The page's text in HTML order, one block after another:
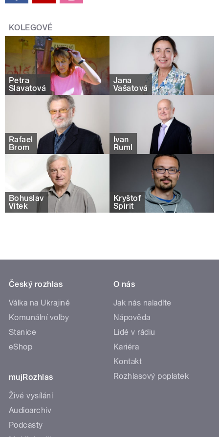
KOLEGOVÉ
Petra
Slavatová
Jana
Vašatová
Rafael
Brom
Ivan
Ruml
Bohuslav
Vítek
Kryštof
Spirit
Český rozhlas
Válka na Ukrajině
Komunální volby
Stanice
eShop
mujRozhlas
Živé vysílání
Audioarchiv
Podcasty
O nás
Jak nás naladíte
Nápověda
Lidé v rádiu
Kariéra
Kontakt
Rozhlasový poplatek